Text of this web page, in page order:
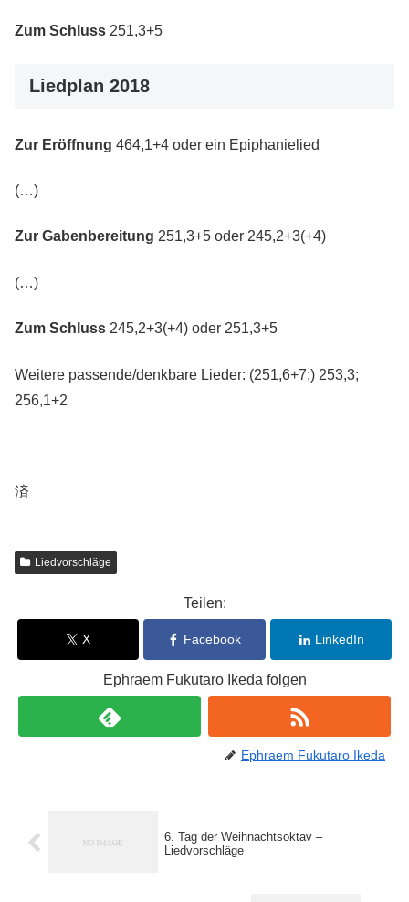
Zum Schluss 251,3+5
Liedplan 2018
Zur Eröffnung 464,1+4 oder ein Epiphanielied
(…)
Zur Gabenbereitung 251,3+5 oder 245,2+3(+4)
(…)
Zum Schluss 245,2+3(+4) oder 251,3+5
Weitere passende/denkbare Lieder: (251,6+7;) 253,3;
256,1+2
済
Liedvorschläge
Teilen:
X Facebook LinkedIn
Ephraem Fukutaro Ikeda folgen
Ephraem Fukutaro Ikeda
6. Tag der Weihnachtsoktav –
Liedvorschläge